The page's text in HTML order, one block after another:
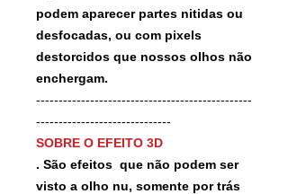
podem aparecer partes nitidas ou
desfocadas, ou com pixels
destorcidos que nossos olhos não
enchergam.
------------------------------------------------
------------------------------
SOBRE O EFEITO 3D
. São efeitos que não podem ser
visto a olho nu, somente por trás